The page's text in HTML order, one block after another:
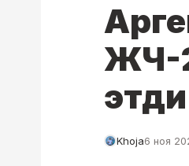
ЖЧ-
этди
Khoja6 ноя